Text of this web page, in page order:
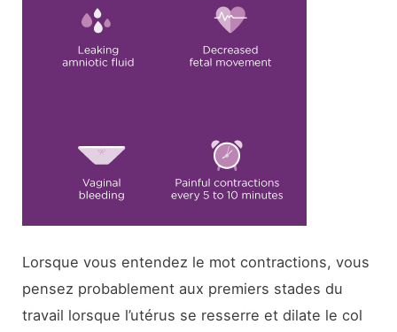
Lorsque vous entendez le mot contractions, vous
pensez probablement aux premiers stades du
travail lorsque l’utérus se resserre et dilate le col